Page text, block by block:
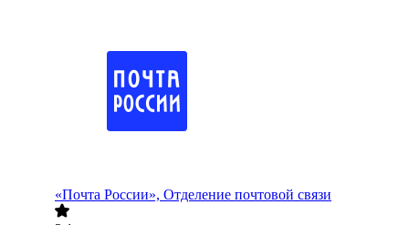
«Почта России», Отделение почтовой связи